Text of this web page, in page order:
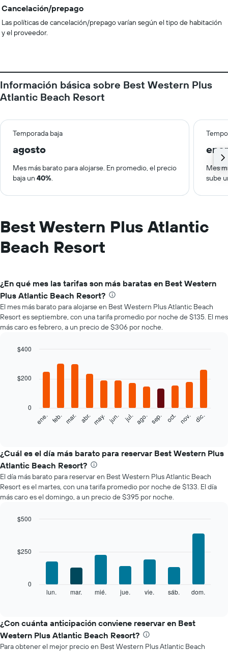
Cancelación/prepago
Las políticas de cancelación/prepago varían según el tipo de habitación
y el proveedor.
Información básica sobre Best Western Plus
Atlantic Beach Resort
Temporada baja
agosto
Mes más barato para alojarse. En promedio, el precio
baja un 40%.
Mes
sube
Best Western Plus Atlantic
Beach Resort
¿En qué mes las tarifas son más baratas en Best Western
Plus Atlantic Beach Resort?
El mes más barato para alojarse en Best Western Plus Atlantic Beach
Resort es septiembre, con una tarifa promedio por noche de $135. El mes
más caro es febrero, a un precio de $306 por noche.
with
siguiente
el
precio
promedio
de
una
habitación
mes
muestra
El
gráfico
muestra
ene. feb. mar. abr. may. jun. jul. ago. sep. oct. nov. dic.
0
$200
$400
¿Cuál es el día más barato para reservar Best Western Plus
Atlantic Beach Resort?
El día más barato para reservar en Best Western Plus Atlantic Beach
Resort es el martes, con una tarifa promedio por noche de $133. El día
más caro es el domingo, a un precio de $395 por noche.
el
precio
promedio
de
lun. mar. mié. jue. vie. sáb. dom.
0
$250
$500
¿Con cuánta anticipación conviene reservar en Best
Western Plus Atlantic Beach Resort?
Para obtener el mejor precio en Best Western Plus Atlantic Beach